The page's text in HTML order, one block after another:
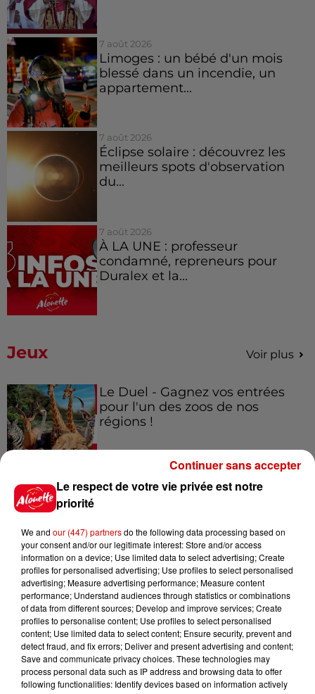
7 août 2026
Limoges : un bébé d'un mois
blessé dans un incendie, un
appartement...
7 août 2026
Éclipse solaire : découvrez les
meilleurs spots d'observation
du...
7 août 2026
À LA UNE : professeur
condamné, repreneurs pour
Duralex et la...
Jeux Voir plus
Le Duel - Gagnez vos entrées
pour l'un des zoos de nos
régions !
Destination Vacances - Gagnez
Destination Vacances : inscrivez-
vous !
Le respect de votre vie privée est notre
priorité
We and our (447) partnersdo the following data processing based on
your consent and/or our legitimate interest: Store and/or access
information on a device; Use limited data to select advertising; Create
profiles for personalised advertising; Use profiles to select personalised
advertising; Measure advertising performance; Measure content
performance; Understand audiences through statistics or combinations
of data from different sources; Develop and improve services; Create
profiles to personalise content; Use profiles to select personalised
content; Use limited data to select content; Ensure security, prevent and
detect fraud, and fix errors; Deliver and present advertising and content;
Save and communicate privacy choices. These technologies may
process personal data such as IP address and browsing data to offer
following functionalities: Identify devices based on information actively
Continuer sans accepter